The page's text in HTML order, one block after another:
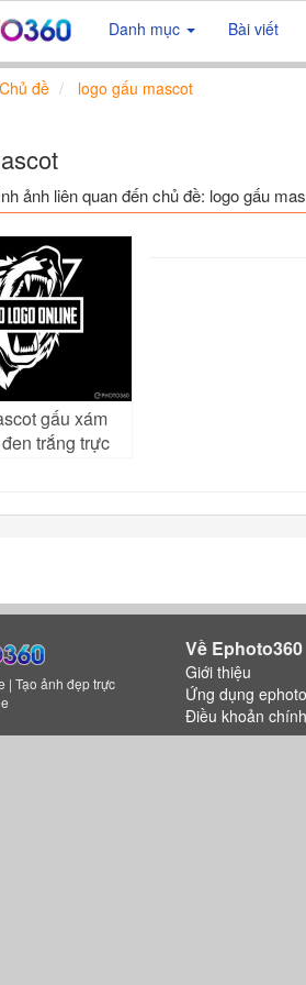
Danh mục Bài viết
Chủ đề logo gấu mascot
ảnh liên quan đến chủ đề: logo gấu
gấu xám
trắng trực
| Tạo ảnh đẹp trực
Về Ephoto360
Giới thiệu
Ứng dụng
Điều khoản